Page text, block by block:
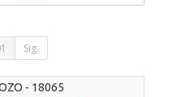
Sig.
- 18065